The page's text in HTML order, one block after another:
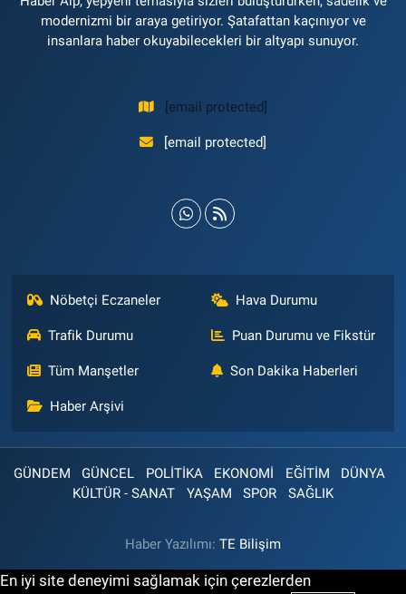
modernizmi bir araya getiriyor. Şatafattan kaçınıyor ve
insanlara haber okuyabilecekleri bir altyapı sunuyor.
[email protected]
[email protected]
Nöbetçi Eczaneler Hava Durumu
Trafik Durumu Puan Durumu ve Fikstür
Tüm Manşetler Son Dakika Haberleri
Haber Arşivi
GÜNDEM GÜNCEL POLİTİKA EKONOMİ EĞİTİM
DÜNYA
KÜLTÜR - SANAT
YAŞAM SPOR SAĞLIK
Haber Yazılımı: TE Bilişim
En iyi site deneyimi sağlamak için çerezlerden